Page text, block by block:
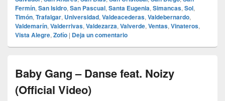
Fermín, San Isidro, San Pascual, Santa Eugenia, Simancas, Sol,
Timón, Trafalgar, Universidad, Valdeacederas, Valdebernardo,
Valdemarín, Valderrivas, Valdezarza, Valverde, Ventas, Vinateros,
Vista Alegre, Zofío | Deja un comentario
Baby Gang – Danse feat. Noizy
(Official Video)